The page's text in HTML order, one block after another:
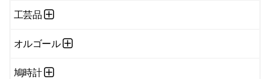
工芸品
オルゴール
鳩時計